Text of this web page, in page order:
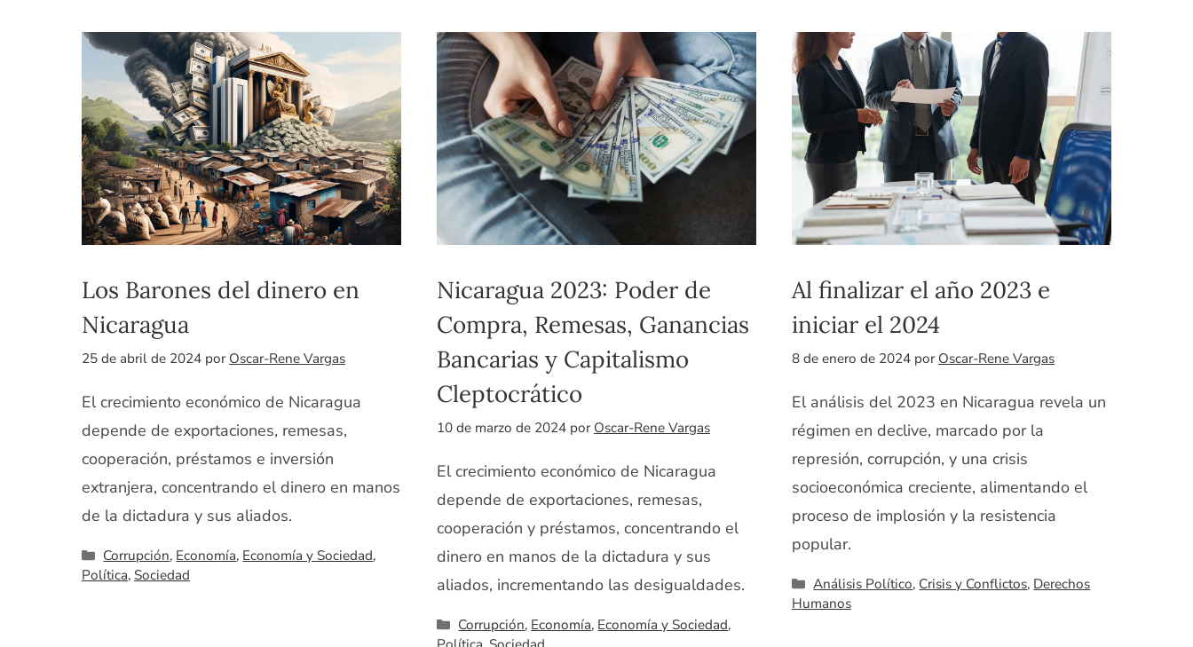
Los Barones del dinero en
Nicaragua
25 de abril de 2024 por Oscar-Rene Vargas
El crecimiento económico de Nicaragua
depende de exportaciones, remesas,
cooperación, préstamos e inversión
extranjera, concentrando el dinero en manos
de la dictadura y sus aliados.
Categorías
Corrupción, Economía, Economía y Sociedad,
Política, Sociedad
Nicaragua 2023: Poder de
Compra, Remesas, Ganancias
Bancarias y Capitalismo
Cleptocrático
10 de marzo de 2024 por Oscar-Rene Vargas
El crecimiento económico de Nicaragua
depende de exportaciones, remesas,
cooperación y préstamos, concentrando el
dinero en manos de la dictadura y sus
aliados, incrementando las desigualdades.
Categorías
Corrupción, Economía, Economía y Sociedad,
Al finalizar el año 2023 e
iniciar el 2024
8 de enero de 2024 por Oscar-Rene Vargas
El análisis del 2023 en Nicaragua revela un
régimen en declive, marcado por la
represión, corrupción, y una crisis
socioeconómica creciente, alimentando el
proceso de implosión y la resistencia
popular.
Categorías
Análisis Político, Crisis y Conflictos, Derechos
Humanos